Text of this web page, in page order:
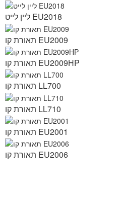
ליין לייט EU2018
תאורת קו EU2009
תאורת קו EU2009HP
תאורת קו LL700
תאורת קו LL710
תאורת קו EU2001
תאורת קו EU2006